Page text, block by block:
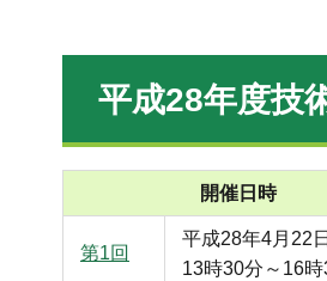
平成28年度技
開催日時
第1回
平成28年4月22日
13時30分～16時